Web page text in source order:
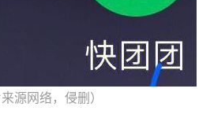
来源网络，侵删）